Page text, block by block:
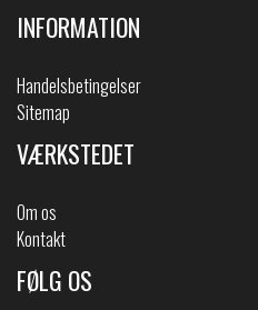
INFORMATION
Handelsbetingelser
Sitemap
VÆRKSTEDET
Om os
Kontakt
FØLG OS